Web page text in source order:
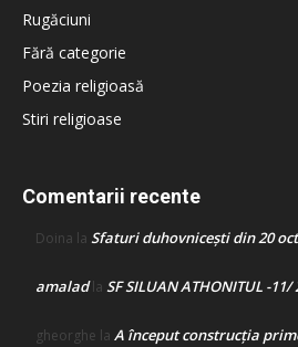
Rugăciuni
Fără categorie
Poezia religioasă
Stiri religioase
Comentarii recente
Doina la Sfaturi duhovnicești din 20
amaladla SF SILUAN ATHONITUL -11/
gheorghe la A început construcţia